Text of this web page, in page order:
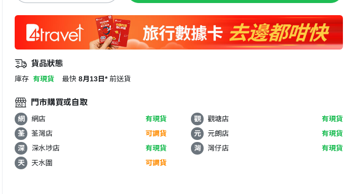
貨品狀態
庫存 有現貨 最快 8月13日* 前送貨
門市購買或自取
網 網店 有現貨 觀 觀塘店
有現貨
荃
荃灣店 可調貨 元 元朗店
有現貨
深
深水埗店 有現貨 灣 灣仔店
有現貨
天
天水圍 可調貨